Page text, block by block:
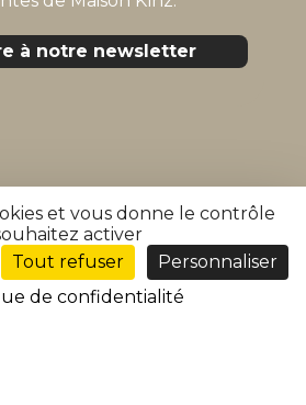
de vente
FR
et vous donne le contrôle
activer
Tout refuser
Personnaliser
de confidentialité